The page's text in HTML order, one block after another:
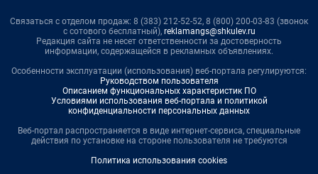
Связаться с отделом продаж: 8 (383) 212-52-52, 8 (800) 200-03-83 (звонок
с сотового бесплатный), reklamangs@shkulev.ru
Редакция сайта не несет ответственности за достоверность
информации, содержащейся в рекламных объявлениях.
Особенности эксплуатации (использования) веб-портала регулируются:
Руководством пользователя
Описанием функциональных характеристик ПО
Условиями использования веб-портала и политикой
конфиденциальности персональных данных
Веб-портал распространяется в виде интернет-сервиса, специальные
действия по установке на стороне пользователя не требуются
Политика использования cookies